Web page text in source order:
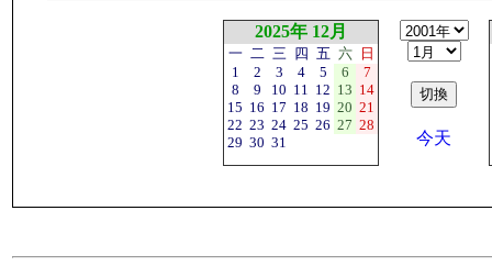
2025年 12月
一 二 三 四 五 六
日
1
2 3 4 5 6
7
8
9 10 11 12 13 14
15 16 17 18 19 20 21
22 23 24 25 26 27 28
29 30 31 今天